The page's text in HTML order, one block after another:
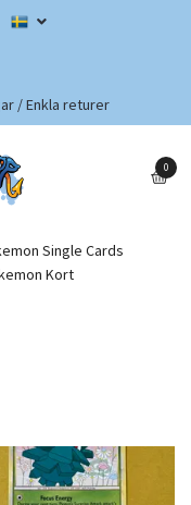
/ Enkla returer
0
Single Cards
Kort